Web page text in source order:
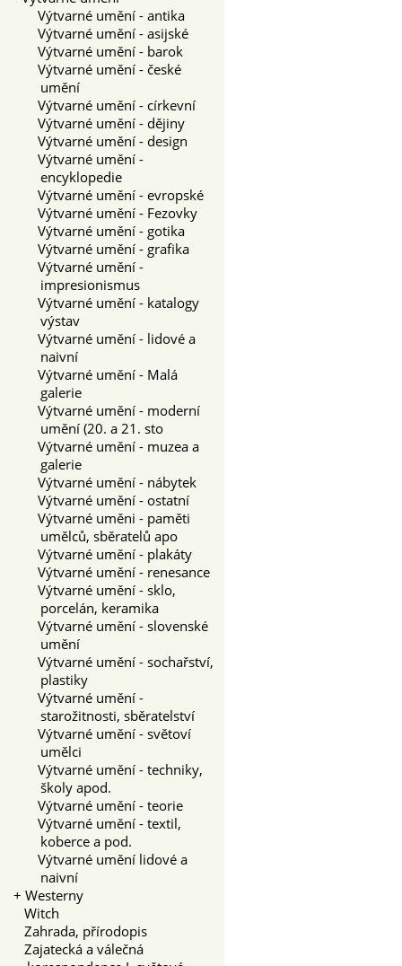
Výtvarné umění - antika
Výtvarné umění - asijské
Výtvarné umění - barok
Výtvarné umění - české
umění
Výtvarné umění - církevní
Výtvarné umění - dějiny
Výtvarné umění - design
Výtvarné umění -
encyklopedie
Výtvarné umění - evropské
Výtvarné umění - Fezovky
Výtvarné umění - gotika
Výtvarné umění - grafika
Výtvarné umění -
impresionismus
Výtvarné umění - katalogy
výstav
Výtvarné umění - lidové a
naivní
Výtvarné umění - Malá
galerie
Výtvarné umění - moderní
umění (20. a 21. sto
Výtvarné umění - muzea a
galerie
Výtvarné umění - nábytek
Výtvarné umění - ostatní
Výtvarné uměni - paměti
umělců, sběratelů apo
Výtvarné umění - plakáty
Výtvarné umění - renesance
Výtvarné umění - sklo,
porcelán, keramika
Výtvarné umění - slovenské
umění
Výtvarné umění - sochařství,
plastiky
Výtvarné umění -
starožitnosti, sběratelství
Výtvarné umění - světoví
umělci
Výtvarné umění - techniky,
školy apod.
Výtvarné umění - teorie
Výtvarné umění - textil,
koberce a pod.
Výtvarné umění lidové a
naivní
+ Westerny
Witch
Zahrada, přírodopis
Zajatecká a válečná